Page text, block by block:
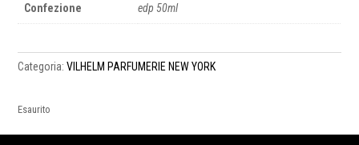
Confezione edp 50ml
Categoria:VILHELM PARFUMERIE NEW YORK
Esaurito